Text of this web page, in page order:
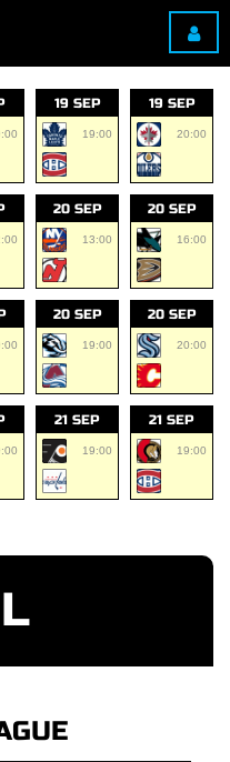
19 SEP
19:00
19 SEP
20:00
20 SEP
13:00
20 SEP
16:00
20 SEP
19:00
20 SEP
20:00
21 SEP
19:00
21 SEP
19:00